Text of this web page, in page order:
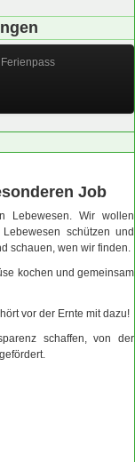
Ferienpass
Job
Lebewesen. Wir wollen
schützen und
schauen, wen wir finden.
kochen und gemeinsam
vor der Ernte mit dazu!
schaffen, von der